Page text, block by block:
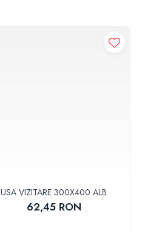
USA VIZITARE 300X400 ALB
62,45 RON